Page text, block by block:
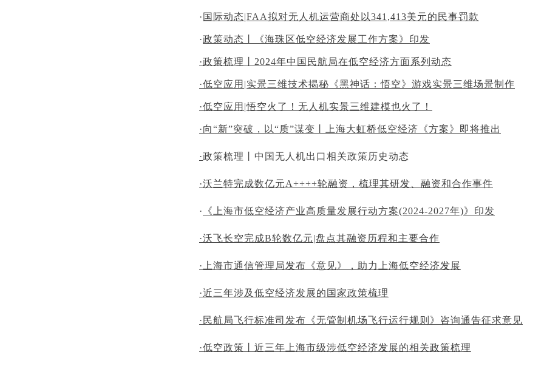
· 国际动态|FAA拟对无人机运营商处以341,413美元的民事罚款
·政策动态丨《海珠区低空经济发展工作方案》印发
·政策梳理丨2024年中国民航局在低空经济方面系列动态
·低空应用|实景三维技术揭秘《黑神话：悟空》游戏实景三维场景制作
·低空应用|悟空火了！无人机实景三维建模也火了！
·向“新”突破，以“质”谋变丨上海大虹桥低空经济《方案》即将推出
·政策梳理丨中国无人机出口相关政策历史动态
·沃兰特完成数亿元A++++轮融资，梳理其研发、融资和合作事件
· 《上海市低空经济产业高质量发展行动方案(2024-2027年)》印发
·沃飞长空完成B轮数亿元|盘点其融资历程和主要合作
·上海市通信管理局发布《意见》，助力上海低空经济发展
·近三年涉及低空经济发展的国家政策梳理
·民航局飞行标准司发布《无管制机场飞行运行规则》咨询通告征求意见
·低空政策丨近三年上海市级涉低空经济发展的相关政策梳理